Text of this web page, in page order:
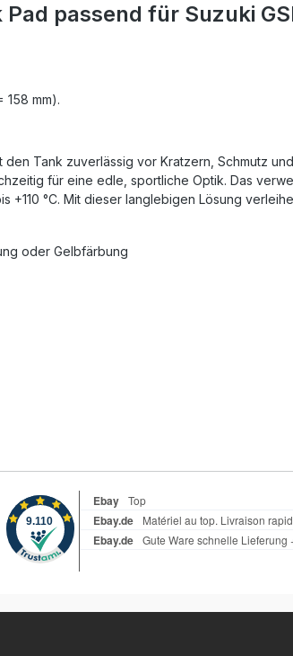
passend für Suzuki
mm).
Tank zuverlässig vor Kratzern, Schmutz
für eine edle, sportliche Optik. Das
°C. Mit dieser langlebigen Lösung
oder Gelbfärbung